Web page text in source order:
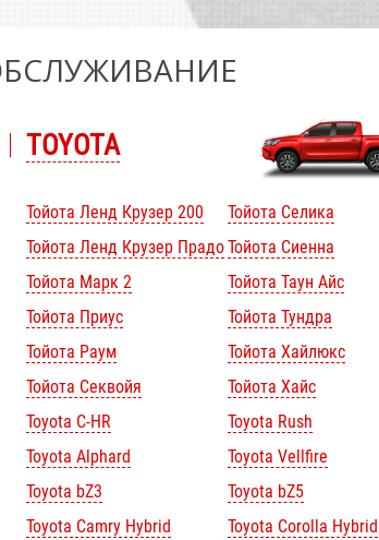
TOYOTA
Тойота Ленд Крузер 200
Тойота Ленд Крузер Прадо
Тойота Марк 2
Тойота Приус
Тойота Раум
Тойота Секвойя
Toyota C-HR
Toyota Alphard
Toyota bZ3
Toyota Camry Hybrid
Тойота Селика
Тойота Сиенна
Тойота Таун Айс
Тойота Тундра
Тойота Хайлюкс
Тойота Хайс
Toyota Rush
Toyota Vellfire
Toyota bZ5
Toyota Corolla Hybrid